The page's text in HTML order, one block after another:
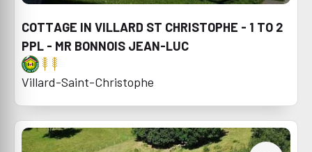
COTTAGE IN VILLARD ST CHRISTOPHE - 1 TO 2
PPL - MR BONNOIS JEAN-LUC
Villard-Saint-Christophe